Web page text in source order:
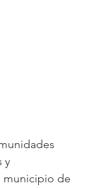
y
municipio de